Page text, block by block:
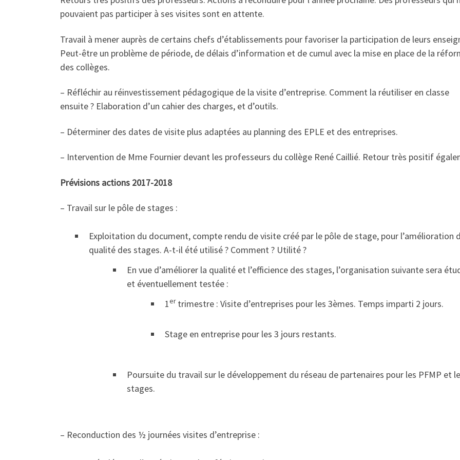
pouvaient pas participer à ses visites sont en attente.
Travail à mener auprès de certains chefs d’établissements pour favoriser la participation de leurs
Peut-être un problème de période, de délais d’information et de cumul avec la mise en place de la
des collèges.
– Réfléchir au réinvestissement pédagogique de la visite d’entreprise. Comment la réutiliser en classe
ensuite ? Elaboration d’un cahier des charges, et d’outils.
– Déterminer des dates de visite plus adaptées au planning des EPLE et des entreprises.
– Intervention de Mme Fournier devant les professeurs du collège René Caillié. Retour très positif
Prévisions actions 2017-2018
– Travail sur le pôle de stages :
Exploitation du document, compte rendu de visite créé par le pôle de stage, pour l’amélioration
qualité des stages. A-t-il été utilisé ? Comment ? Utilité ?
En vue d’améliorer la qualité et l’efficience des stages, l’organisation suivante sera
et éventuellement testée :
1ertrimestre : Visite d’entreprises pour les 3èmes. Temps imparti 2 jours.
Stage en entreprise pour les 3 jours restants.
Poursuite du travail sur le développement du réseau de partenaires pour les PFMP et
stages.
– Reconduction des ½ journées visites d’entreprise :